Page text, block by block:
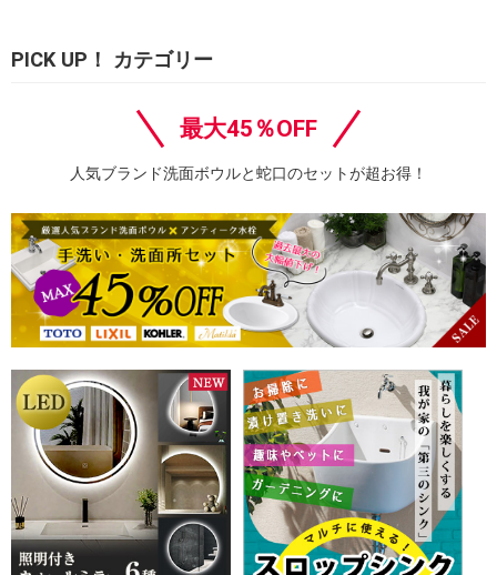
PICK UP！ カテゴリー
最大45％OFF
人気ブランド洗面ボウルと蛇口のセットが超お得！